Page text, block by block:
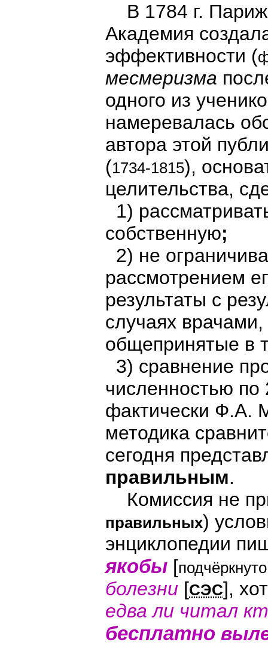
В 1784 г.
Академия
эффективности (
месмеризма
одного из
намеревалась
автора этой
(1734-1815),
целительства,
1)
собственную;
2) не
рассмотрением
результаты с
случаях
общепринятые в
3) сравнение
численностью по
фактически Ф.А.
методика
сегодня
правильным.
Комиссия не
правильных)
энциклопедии
якобы [
болезни [CЭС],
едва ли читал
бесплатно